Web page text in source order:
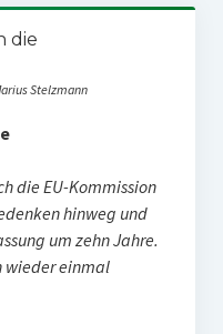
die
Stelzmann
die EU-Kommission
hinweg und
um zehn Jahre.
wieder einmal